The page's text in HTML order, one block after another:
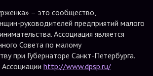
– это сообщество,
руководителей предприятий малого
Ассоциация является
Совета по малому
при Губернаторе Санкт-Петербурга.
http://www.dpsp.ru/